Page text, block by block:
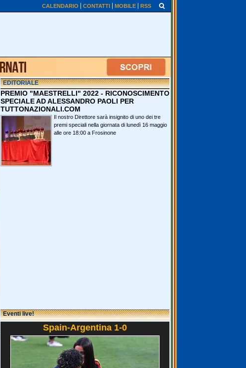
CALENDARIO CONTATTI MOBILE RSS
EDITORIALE
PREMIO "MAESTRELLI" 2022 - RICONOSCIMENTO
SPECIALE AD ALESSANDRO PAOLI PER
TUTTONAZIONALI.COM
Il nostro Direttore sarà insignito di uno dei tre
premi speciali nella giornata di lunedì 16 maggio
alle ore 18:00 a Frosinone
Eventi live!
Spain-Argentina 1-0